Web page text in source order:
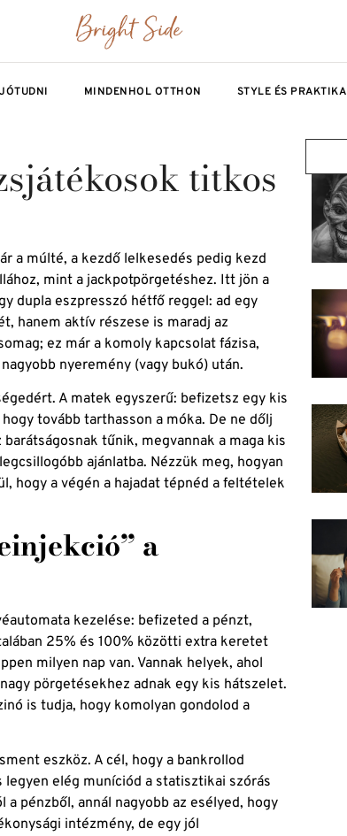
JÓTUDNI MINDENHOL OTTHON STYLE ÉS PRAKTIKA
titkos
a múlté, a kezdő lelkesedés pedig kezd
mint a jackpotpörgetéshez. Itt jön a
dupla eszpresszó hétfő reggel: ad egy
hanem aktív részese is maradj az
ez már a komoly kapcsolat fázisa,
nyeremény (vagy bukó) után.
A matek egyszerű: befizetsz egy kis
tovább tarthasson a móka. De ne dőlj
tűnik, megvannak a maga kis
ajánlatba. Nézzük meg, hogyan
hogy a végén a hajadat tépnéd a feltételek
a
kezelése: befizeted a pénzt,
25% és 100% közötti extra keretet
milyen nap van. Vannak helyek, ahol
pörgetésekhez adnak egy kis hátszelet.
is tudja, hogy komolyan gondolod a
eszköz. A cél, hogy a bankrollod
elég muníciód a statisztikai szórás
pénzből, annál nagyobb az esélyed, hogy
intézmény, de egy jól